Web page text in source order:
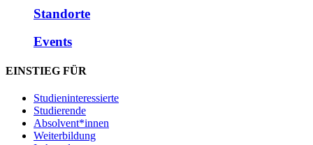
Standorte
Events
EINSTIEG FÜR
Studieninteressierte
Studierende
Absolvent*innen
Weiterbildung